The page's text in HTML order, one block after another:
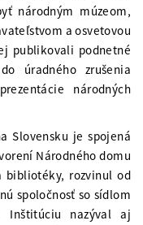
národným múzeom,
a osvetovou
publikovali podnetné
úradného zrušenia
národných
Slovensku je spojená
Národného domu
bibliotéky, rozvinul od
spoločnosť so sídlom
Inštitúciu nazýval aj